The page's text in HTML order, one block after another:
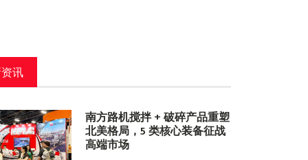
讯
南方路机搅拌 + 破碎产品重塑
北美格局，5 类核心装备征战
高端市场